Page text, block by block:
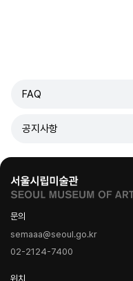
FAQ
공지사항
문의
semaaa@seoul.go.kr
02-2124-7400
위치